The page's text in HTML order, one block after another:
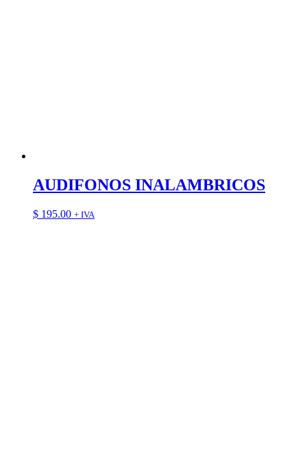
AUDIFONOS INALAMBRICOS
$ 195.00 + IVA